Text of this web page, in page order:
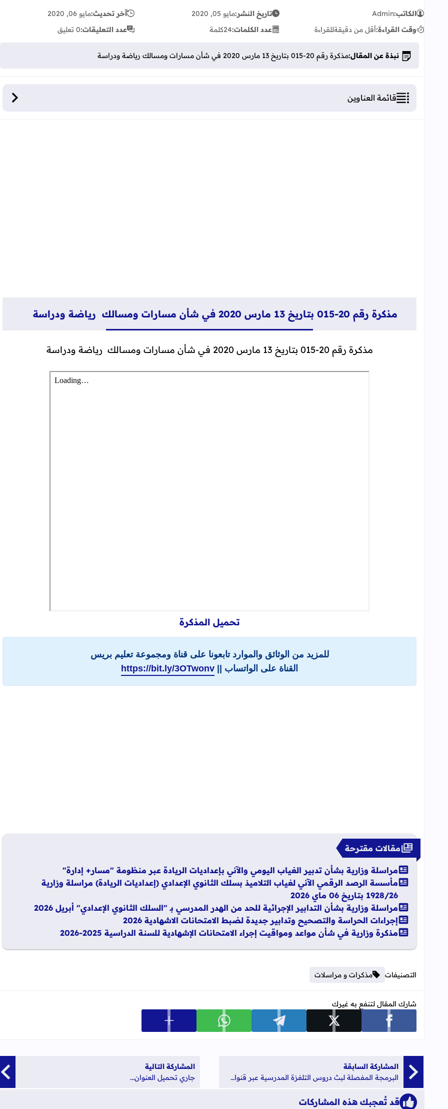
الكاتب:Admin تاريخ النشر:مايو 05, 2020 آخر تحديث:مايو 06, 2020
وقت القراءة:أقل من دقيقةللقراءة عدد الكلمات:24كلمة عدد التعليقات:0 تعليق
نبذة عن المقال:​مذكرة رقم 20-015 بتاريخ 13 مارس 2020 في شأن مسارات ومسالك رياضة ودراسة
قائمة العناوين
مذكرة رقم 20-015 بتاريخ 13 مارس 2020 في شأن مسارات ومسالك رياضة ودراسة
​مذكرة رقم 20-015 بتاريخ 13 مارس 2020 في شأن مسارات ومسالك رياضة ودراسة
تحميل المذكرة
للمزيد من الوثائق والموارد تابعونا على قناة ومجموعة تعليم بريس
القناة على الواتساب || https://bit.ly/3OTwonv
مقالات مقترحة
مراسلة وزارية بشأن تدبير الغياب اليومي والآني بإعداديات الريادة عبر منظومة "مسار+ إدارة"
مأسسة الرصد الرقمي الآني لغياب التلاميذ بسلك الثانوي الإعدادي (إعداديات الريادة) مراسلة وزارية
1928/26 بتاريخ 06 ماي 2026
مراسلة وزارية بشأن التدابير الإجرائية للحد من الهدر المدرسي بـ "السلك الثانوي الإعدادي" أبريل 2026
إجراءات الحراسة والتصحيح وتدابير جديدة لضبط الامتحانات الاشهادية 2026
مذكرة وزارية في شأن مواعد ومواقيت إجراء الامتحانات الإشهادية للسنة الدراسية 2025-2026
التصنيفات مذكرات و مراسلات
شارك المقال لتنفع به غيرك
شارك على facebook شارك على x شارك على telegram شارك على whatsapp عرض المزيد من خيارات المشاركة
المشاركة السابقة
البرمجة المفصلة لبث دروس التلفزة المدرسية عبر قنوات الثقافية و الامازيغية و العيون ليوم الاربعاء 06 ماي 2020
المشاركة التالية
جاري تحميل العنوان...
قد تُعجبك هذه المشاركات